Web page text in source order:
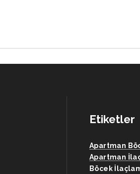
Etiketler
Apartman
Apartman
Böcek